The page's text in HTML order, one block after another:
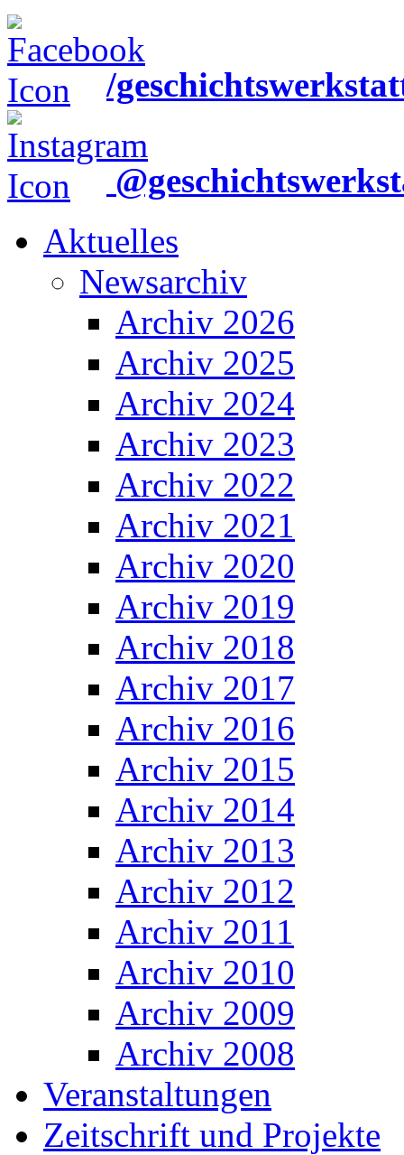
/
Aktuelles
Newsarchiv
Archiv 2026
Archiv 2025
Archiv 2024
Archiv 2023
Archiv 2022
Archiv 2021
Archiv 2020
Archiv 2019
Archiv 2018
Archiv 2017
Archiv 2016
Archiv 2015
Archiv 2014
Archiv 2013
Archiv 2012
Archiv 2011
Archiv 2010
Archiv 2009
Archiv 2008
Veranstaltungen
Zeitschrift und Projekte